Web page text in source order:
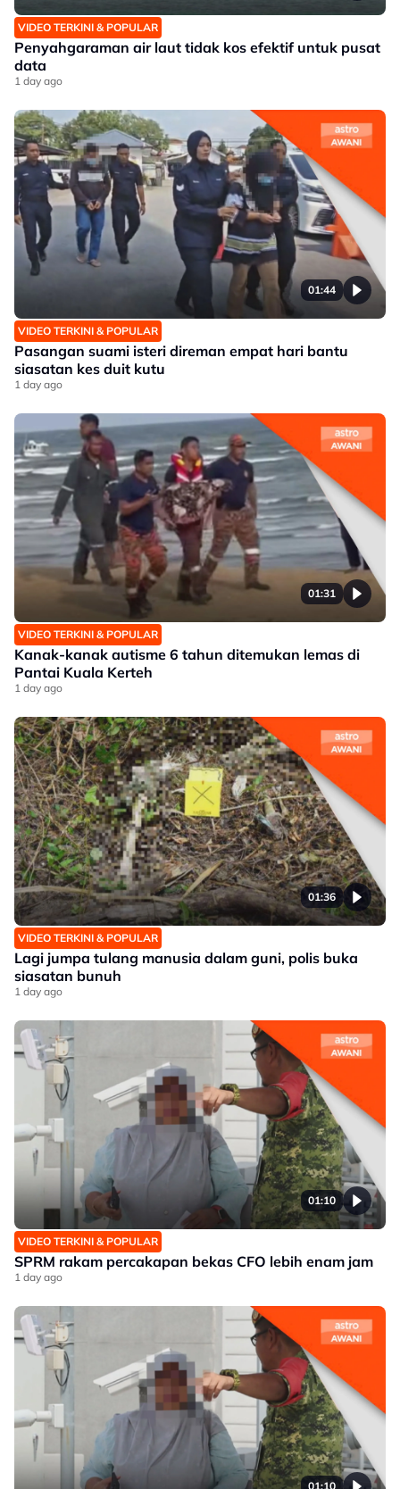
VIDEO TERKINI & POPULAR
Penyahgaraman air laut tidak kos efektif untuk pusat
data
1 day ago
01:44
VIDEO TERKINI & POPULAR
Pasangan suami isteri direman empat hari bantu
siasatan kes duit kutu
1 day ago
01:31
VIDEO TERKINI & POPULAR
Kanak-kanak autisme 6 tahun ditemukan lemas di
Pantai Kuala Kerteh
1 day ago
01:36
VIDEO TERKINI & POPULAR
Lagi jumpa tulang manusia dalam guni, polis buka
siasatan bunuh
1 day ago
01:10
VIDEO TERKINI & POPULAR
SPRM rakam percakapan bekas CFO lebih enam jam
1 day ago
01:10